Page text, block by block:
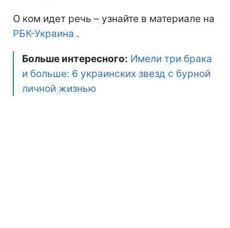
О ком идет речь – узнайте в материале на
РБК-Украина .
Больше интересного: Имели три брака
и больше: 6 украинских звезд с бурной
личной жизнью